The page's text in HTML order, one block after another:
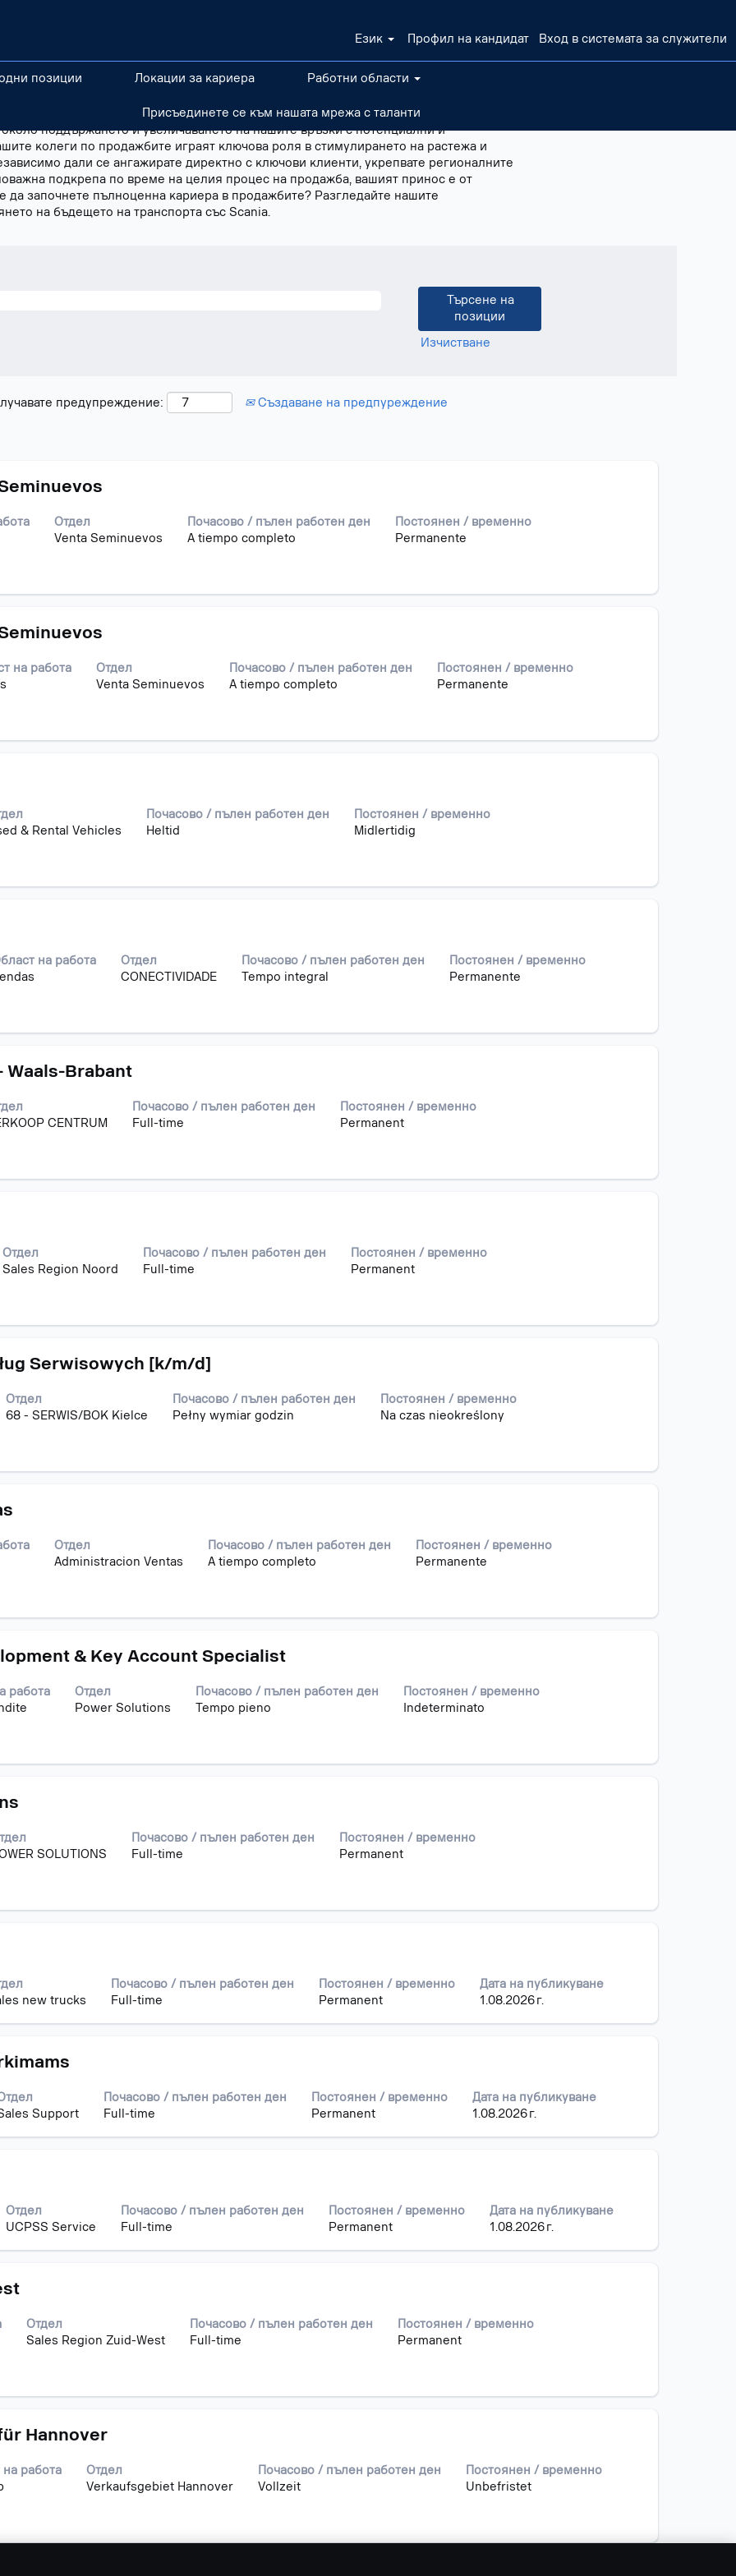
Език Профил на кандидат Вход в системата за служители
позиции Локации за кариера Работни области
Присъединете се към нашата мрежа с таланти
на ключови клиенти, регионалните продажби и продажбите на дилъри или
поддържането и увеличаването на нашите връзки с потенциални и
колеги по продажбите играят ключова роля в стимулирането на растежа и
дали се ангажирате директно с ключови клиенти, укрепвате регионалните
подкрепа по време на целия процес на продажба, вашият принос е от
да започнете пълноценна кариера в продажбите? Разгледайте нашите
на бъдещето на транспорта със Scania.
Изчистване
предупреждение: Създаване на предпуреждение
Отдел
Venta Seminuevos
Почасово / пълен работен ден
A tiempo completo
Постоянен / временно
Permanente
на работа
Отдел
Venta Seminuevos
Почасово / пълен работен ден
A tiempo completo
Постоянен / временно
Permanente
& Rental Vehicles
Почасово / пълен работен ден
Heltid
Постоянен / временно
Midlertidig
на работа
Отдел
CONECTIVIDADE
Почасово / пълен работен ден
Tempo integral
Постоянен / временно
Permanente
Waals-Brabant
CENTRUM
Почасово / пълен работен ден
Full-time
Постоянен / временно
Permanent
Отдел
Sales Region Noord
Почасово / пълен работен ден
Full-time
Постоянен / временно
Permanent
Serwisowych [k/m/d]
Отдел
68 - SERWIS/BOK Kielce
Почасово / пълен работен ден
Pełny wymiar godzin
Постоянен / временно
Na czas nieokreślony
Отдел
Administracion Ventas
Почасово / пълен работен ден
A tiempo completo
Постоянен / временно
Permanente
& Key Account Specialist
работа
Отдел
Power Solutions
Почасово / пълен работен ден
Tempo pieno
Постоянен / временно
Indeterminato
SOLUTIONS
Почасово / пълен работен ден
Full-time
Постоянен / временно
Permanent
new trucks
Почасово / пълен работен ден
Full-time
Постоянен / временно
Permanent
Дата на публикуване
1.08.2026 г.
Support
Почасово / пълен работен ден
Full-time
Постоянен / временно
Permanent
Дата на публикуване
1.08.2026 г.
Отдел
UCPSS Service
Почасово / пълен работен ден
Full-time
Постоянен / временно
Permanent
Дата на публикуване
1.08.2026 г.
Отдел
Sales Region Zuid-West
Почасово / пълен работен ден
Full-time
Постоянен / временно
Permanent
Hannover
работа
Отдел
Verkaufsgebiet Hannover
Почасово / пълен работен ден
Vollzeit
Постоянен / временно
Unbefristet